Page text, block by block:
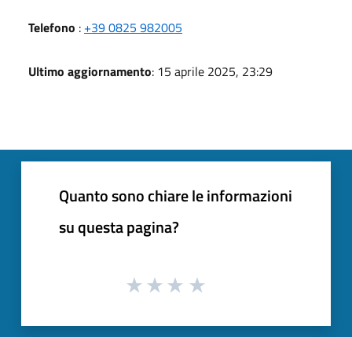
Telefono : +39 0825 982005
Ultimo aggiornamento: 15 aprile 2025, 23:29
Quanto sono chiare le informazioni
su questa pagina?